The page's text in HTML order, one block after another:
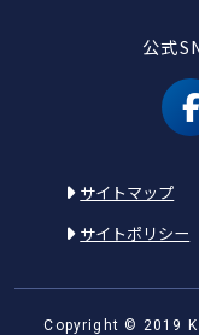
公式
サイトマップ
サイトポリシー
Copyright © 2019